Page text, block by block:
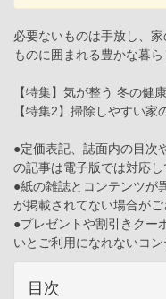
必要ないものは手放し、
ものに囲まれる豊かな暮ら
【特集】気が整う 冬の健
【特集2】掃除しやすい家
●定価表記、誌面内の目次
の記事は電子版では対応し
●紙の雑誌とコンテンツが
が掲載されてない場合がご
●プレゼントや割引きクー
いとご利用になれないコ
目次